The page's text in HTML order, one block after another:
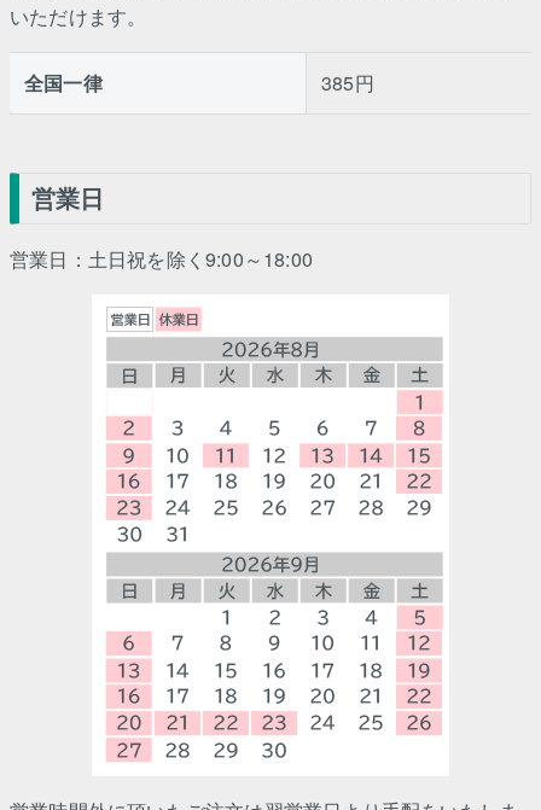
いただけます。
全国一律 385円
営業日
営業日：土日祝を除く9:00～18:00